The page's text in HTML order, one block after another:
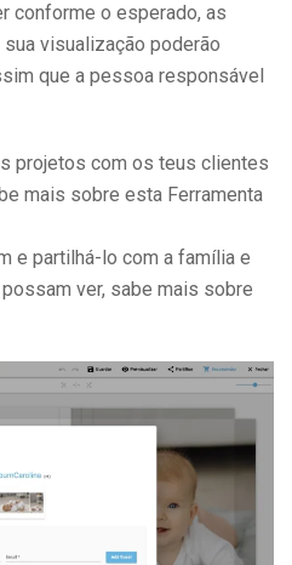
conforme o esperado, as
visualização poderão
que a pessoa responsável
projetos com os teus clientes
mais sobre esta Ferramenta
e partilhá-lo com a família e
ver, sabe mais sobre